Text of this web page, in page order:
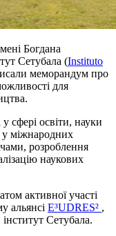
Богдана
Сетубала (Instituto
меморандум про
для
сфері освіти, науки
у міжнародних
розроблення
наукових
активної участі
альянсі E³UDRES² ,
Сетубала.